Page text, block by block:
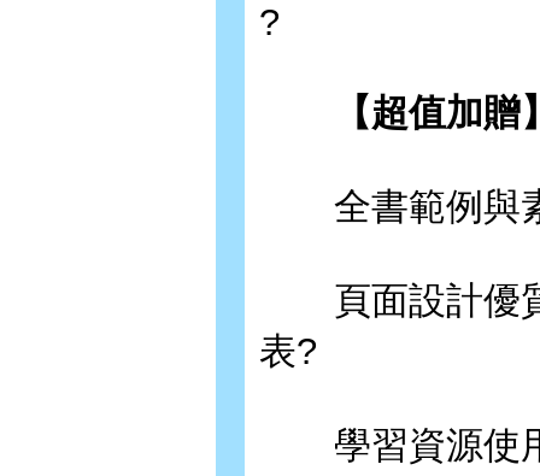
?
【超值加贈
全書範例與素
頁面設計優質
表?
學習資源使